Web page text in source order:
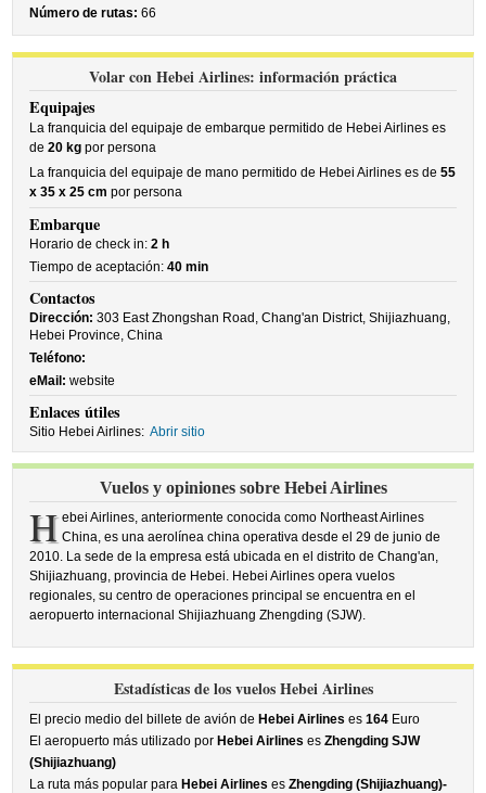
Número de rutas: 66
Volar con Hebei Airlines: información práctica
Equipajes
La franquicia del equipaje de embarque permitido de Hebei Airlines es
de20 kg por persona
La franquicia del equipaje de mano permitido de Hebei Airlines es de55
x 35 x 25 cm por persona
Embarque
Horario de check in:2 h
Tiempo de aceptación:40 min
Contactos
Dirección: 303 East Zhongshan Road, Chang'an District, Shijiazhuang,
Hebei Province, China
Teléfono:
eMail: website
Enlaces útiles
Sitio Hebei Airlines: Abrir sitio
Vuelos y opiniones sobre Hebei Airlines
H ebei Airlines, anteriormente conocida como Northeast Airlines
China, es una aerolínea china operativa desde el 29 de junio de
2010. La sede de la empresa está ubicada en el distrito de Chang'an,
Shijiazhuang, provincia de Hebei. Hebei Airlines opera vuelos
regionales, su centro de operaciones principal se encuentra en el
aeropuerto internacional Shijiazhuang Zhengding (SJW).
Estadísticas de los vuelos Hebei Airlines
El precio medio del billete de avión de Hebei Airlines es164 Euro
El aeropuerto más utilizado por Hebei Airlines esZhengding SJW
(Shijiazhuang)
La ruta más popular para Hebei Airlines esZhengding (Shijiazhuang)-